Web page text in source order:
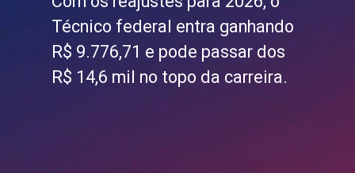
Técnico federal entra ganhando
R$ 9.776,71 e pode passar dos
R$ 14,6 mil no topo da carreira.